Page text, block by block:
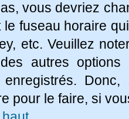
vous devriez
le fuseau horaire
etc. Veuillez
autres
enregistrés.
pour le faire, si